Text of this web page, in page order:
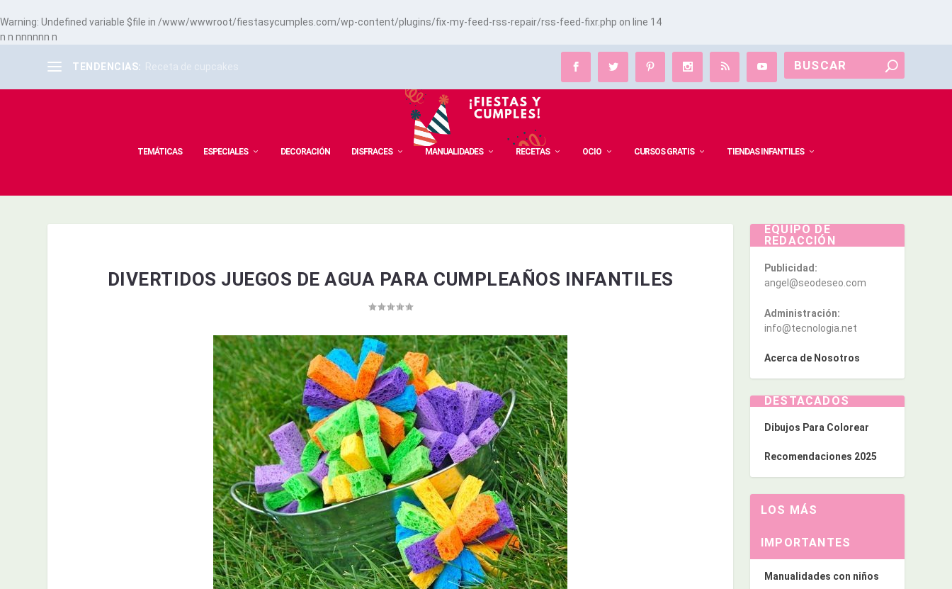
Warning: Undefined variable $file in /www/wwwroot/fiestasycumples.com/wp-content/plugins/fix-my-feed-rss-repair/rss-feed-fixr.php on line 14
n n nnnnnn n
TENDENCIAS: Receta de cupcakes
TEMÁTICAS ESPECIALES DECORACIÓN DISFRACES MANUALIDADES RECETAS OCIO CURSOS GRATIS TIENDAS INFANTILES
DIVERTIDOS JUEGOS DE AGUA PARA CUMPLEAÑOS INFANTILES
EQUIPO DE
REDACCIÓN
Publicidad:
angel@seodeseo.com
Administración:
info@tecnologia.net
Acerca de Nosotros
DESTACADOS
Dibujos Para Colorear
Recomendaciones 2025
LOS MÁS
IMPORTANTES
Manualidades con niños